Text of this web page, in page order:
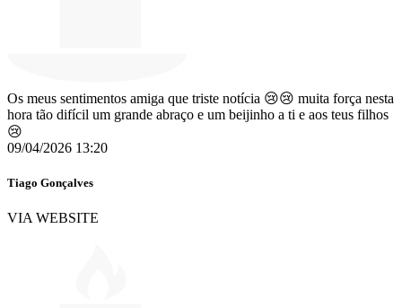
Os meus sentimentos amiga que triste notícia 😢😢 muita força nesta
hora tão difícil um grande abraço e um beijinho a ti e aos teus filhos
😢
09/04/2026 13:20
Tiago Gonçalves
VIA WEBSITE